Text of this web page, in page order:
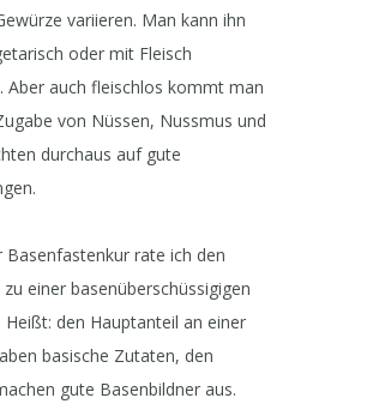
variieren. Man kann ihn
oder mit Fleisch
Aber auch fleischlos kommt man
von Nüssen, Nussmus und
durchaus auf gute
Basenfastenkur rate ich den
einer basenüberschüssigigen
Heißt: den Hauptanteil an einer
basische Zutaten, den
gute Basenbildner aus.